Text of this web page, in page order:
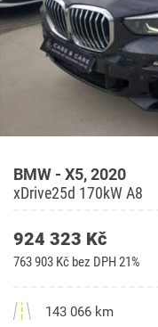
BMW - X5, 2020
xDrive25d 170kW A8
924 323 Kč
763 903 Kč bez DPH 21%
143 066 km